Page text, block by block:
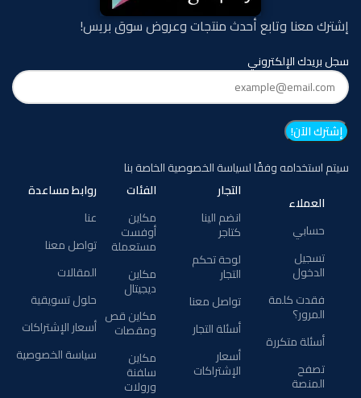
إشترك معنا وتابع أحدث منتجات وعروض سوق بريس!
سجل بريدك الإلكتروني
سيتم استخدامه وفقًا لسياسة الخصوصية الخاصة بنا
العملاء
حسابي
تسجيل
الدخول
فقدت كلمة
المرور؟
أسئلة متكررة
تصفح
المنصة
التجار
انضم الينا
كتاجر
لوحة تحكم
التجار
تواصل معنا
أسئلة التجار
أسعار
الإشتراكات
الفئات
مكاين
أوفست
مستعملة
مكاين
ديجيتال
مكاين قص
ومقصات
مكاين
سلفنة
ورولات
روابط مساعدة
عنا
تواصل معنا
المقالات
حلول تسويقية
أسعار الإشتراكات
سياسة الخصوصية